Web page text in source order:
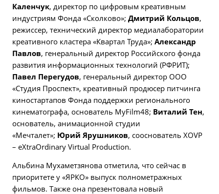
Каленчук, директор по цифровым креативным
индустриям Фонда «Сколково»; Дмитрий Кольцов,
режиссер, технический директор медиалаборатории
креативного кластера «Квартал Труда»; Александр
Павлов, генеральный директор Российского фонда
развития информационных технологий (РФРИТ);
Павел Перегудов, генеральный директор ООО
«Студия Проспект», креативный продюсер питчинга
киностартапов Фонда поддержки регионального
кинематографа, основатель MyFilm48; Виталий Тен,
основатель, анимационной студии
«Мечталет»; Юрий Ярушников, сооснователь XOVP
– eXtraOrdinary Virtual Production.
Альбина Мухаметзянова отметила, что сейчас в
приоритете у «ЯРКО» выпуск полнометражных
фильмов. Также она презентовала новый